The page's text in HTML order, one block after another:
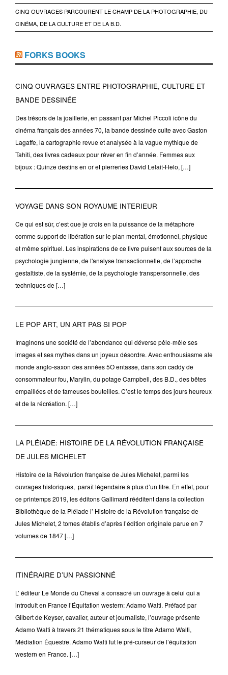
CINQ OUVRAGES PARCOURENT LE CHAMP DE LA PHOTOGRAPHIE, DU
CINÉMA, DE LA CULTURE ET DE LA B.D.
FORKS BOOKS
CINQ OUVRAGES ENTRE PHOTOGRAPHIE, CULTURE ET
BANDE DESSINÉE
Des trésors de la joaillerie, en passant par Michel Piccoli icône du
cinéma français des années 70, la bande dessinée culte avec Gaston
Lagaffe, la cartographie revue et analysée à la vague mythique de
Tahiti, des livres cadeaux pour rêver en fin d’année. Femmes aux
bijoux : Quinze destins en or et pierreries David Lelait-Helo, […]
VOYAGE DANS SON ROYAUME INTERIEUR
Ce qui est sûr, c’est que je crois en la puissance de la métaphore
comme support de libération sur le plan mental, émotionnel, physique
et même spirituel. Les inspirations de ce livre puisent aux sources de la
psychologie jungienne, de l'analyse transactionnelle, de l’approche
gestaltiste, de la systémie, de la psychologie transpersonnelle, des
techniques de […]
LE POP ART, UN ART PAS SI POP
Imaginons une société de l’abondance qui déverse pêle-mêle ses
images et ses mythes dans un joyeux désordre. Avec enthousiasme ale
monde anglo-saxon des années 5O entasse, dans son caddy de
consommateur fou, Marylin, du potage Campbell, des B.D., des bêtes
empaillées et de fameuses bouteilles. C’est le temps des jours heureux
et de la récréation. […]
LA PLÉIADE: HISTOIRE DE LA RÉVOLUTION FRANÇAISE
DE JULES MICHELET
Histoire de la Révolution française de Jules Michelet, parmi les
ouvrages historiques, paraît légendaire à plus d’un titre. En effet, pour
ce printemps 2019, les éditons Gallimard rééditent dans la collection
Bibliothèque de la Pléiade l’ Histoire de la Révolution française de
Jules Michelet, 2 tomes établis d’après l’édition originale parue en 7
volumes de 1847 […]
ITINÉRAIRE D’UN PASSIONNÉ
L’ éditeur Le Monde du Cheval a consacré un ouvrage à celui qui a
introduit en France l’Équitation western: Adamo Walti. Préfacé par
Gilbert de Keyser, cavalier, auteur et journaliste, l’ouvrage présente
Adamo Walti à travers 21 thématiques sous le titre Adamo Walti,
Médiation Équestre. Adamo Walti fut le pré-curseur de l’équitation
western en France. […]